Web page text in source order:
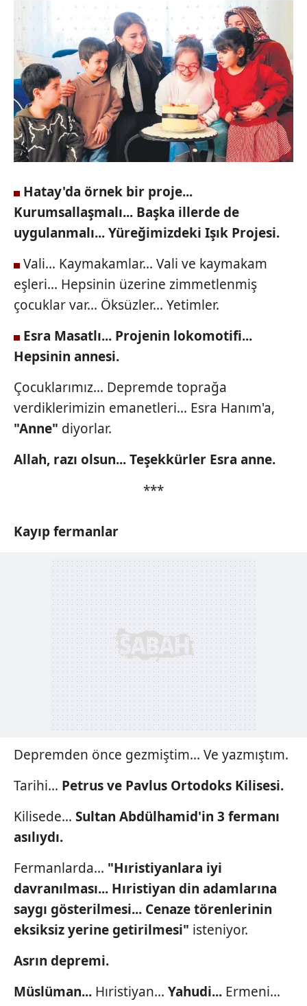
Hatay'da örnek bir proje...
Kurumsallaşmalı... Başka illerde de
uygulanmalı...Yüreğimizdeki Işık Projesi.
Vali... Kaymakamlar... Vali ve kaymakam
eşleri... Hepsinin üzerine zimmetlenmiş
çocuklarvar... Öksüzler... Yetimler.
Esra Masatlı... Projenin lokomotifi...
Hepsinin annesi.
Çocuklarımız... Depremde toprağa
verdiklerimizin emanetleri... Esra Hanım'a,
"Anne" diyorlar.
Allah, razı olsun...Teşekkürler Esra anne.
***
Kayıpfermanlar
Depremden önce gezmiştim... Ve yazmıştım.
Tarihi... Petrus ve Pavlus Ortodoks Kilisesi.
Kilisede... Sultan Abdülhamid'in 3 fermanı
asılıydı.
Fermanlarda... "Hıristiyanlara iyi
davranılması... Hıristiyan din adamlarına
saygı gösterilmesi... Cenaze törenlerinin
eksiksiz yerine getirilmesi" isteniyor.
Asrın depremi.
Müslüman... Hıristiyan... Yahudi... Ermeni...